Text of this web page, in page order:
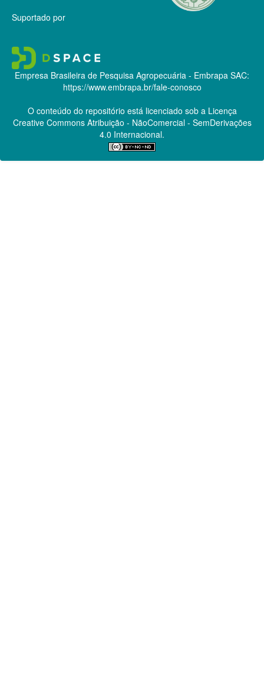
Suportado por
Empresa Brasileira de Pesquisa Agropecuária - Embrapa SAC:
https://www.embrapa.br/fale-conosco
O conteúdo do repositório está licenciado sob a Licença
Creative CommonsAtribuição - NãoComercial - SemDerivações
4.0 Internacional.